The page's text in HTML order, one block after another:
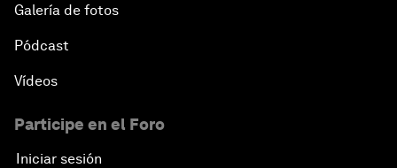
Galería de fotos
Pódcast
Vídeos
Participe en el Foro
Iniciar sesión